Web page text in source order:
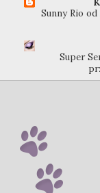
Sunny Rio
Super